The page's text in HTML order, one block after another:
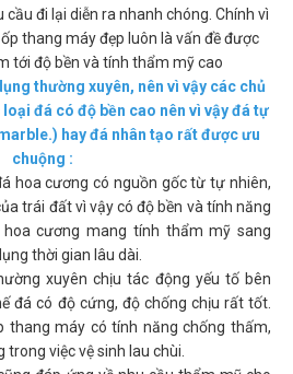
đi lại diễn ra nhanh chóng. Chính vì
thang máy đẹp luôn là vấn đề được
tới độ bền và tính thẩm mỹ cao
thường xuyên, nên vì vậy các chủ
đá có độ bền cao nên vì vậy đá tự
hay đá nhân tạo rất được ưu
chuộng :
hoa cương có nguồn gốc từ tự nhiên,
trái đất vì vậy có độ bền và tính năng
cương mang tính thẩm mỹ sang
thời gian lâu dài.
xuyên chịu tác động yếu tố bên
đá có độ cứng, độ chống chịu rất tốt.
thang máy có tính năng chống thấm,
việc vệ sinh lau chùi.